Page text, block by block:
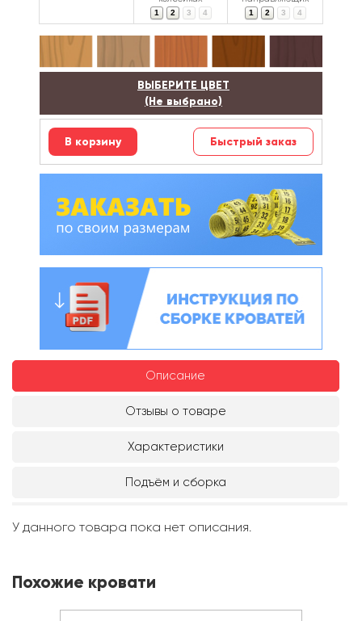
1 2 3 4 1 2 3 4
ВЫБЕРИТЕ ЦВЕТ
(Не выбрано)
Быстрый заказ
Описание
Отзывы о товаре
Характеристики
Подъём и сборка
У данного товара пока нет описания.
Похожие кровати